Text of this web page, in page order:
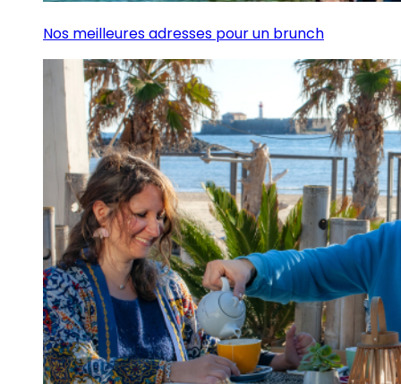
Nos meilleures adresses pour un brunch